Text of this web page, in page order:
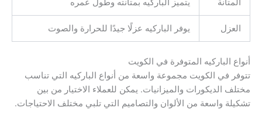
المتانة يتميز الباركيه بمتانته وطول عمره
العزل يوفر الباركيه عزلًا جيدًا للحرارة والصوت
أنواع الباركيه المتوفرة في الكويت
تتوفر في الكويت مجموعة واسعة من أنواع الباركيه التي تناسب
مختلف الديكورات والميزانيات. يمكن للعملاء الاختيار من بين
تشكيلة واسعة من الألوان والتصاميم التي تلبي مختلف الاحتياجات.